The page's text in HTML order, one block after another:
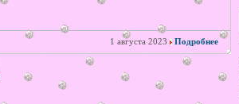
1 августа 2023 Подробнее